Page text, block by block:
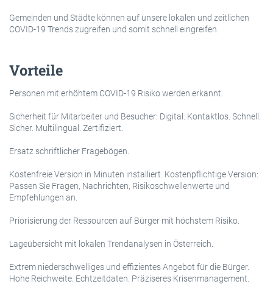
Gemeinden und Städte können auf unsere lokalen und zeitlichen
COVID-19 Trends zugreifen und somit schnell eingreifen.
Vorteile
Personen mit erhöhtem COVID-19 Risiko werden erkannt.
Sicherheit für Mitarbeiter und Besucher: Digital. Kontaktlos. Schnell.
Sicher. Multilingual. Zertifiziert.
Ersatz schriftlicher Fragebögen.
Kostenfreie Version in Minuten installiert. Kostenpflichtige Version:
Passen Sie Fragen, Nachrichten, Risikoschwellenwerte und
Empfehlungen an.
Priorisierung der Ressourcen auf Bürger mit höchstem Risiko.
Lageübersicht mit lokalen Trendanalysen in Österreich.
Extrem niederschwelliges und effizientes Angebot für die Bürger.
Hohe Reichweite. Echtzeitdaten. Präziseres Krisenmanagement.